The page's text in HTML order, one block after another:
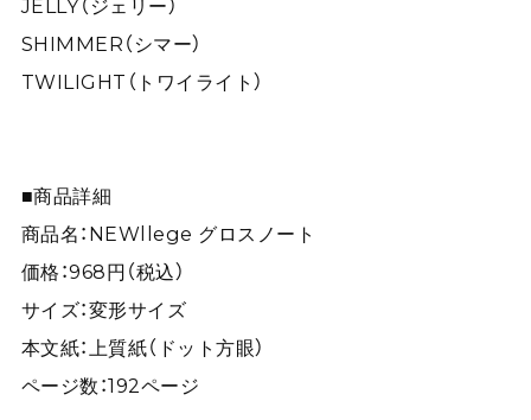
JELLY（ジェリー）
SHIMMER（シマー）
TWILIGHT（トワイライト）
■商品詳細
商品名：NEWllege グロスノート
価格：968円（税込）
サイズ：変形サイズ
本文紙：上質紙（ドット方眼）
ページ数：192ページ